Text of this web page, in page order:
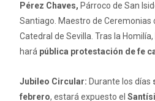
Pérez Chaves, Párroco de San
Santiago. Maestro de Ceremonias
Catedral de Sevilla. Tras la
hará pública protestación de fe
Jubileo Circular: Durante los días
febrero, estará expuesto el